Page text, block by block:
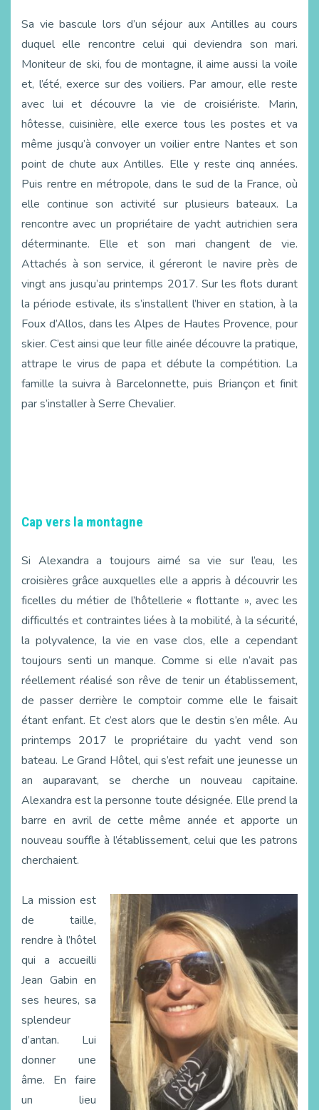
Sa vie bascule lors d’un séjour aux Antilles au cours
duquel elle rencontre celui qui deviendra son mari.
Moniteur de ski, fou de montagne, il aime aussi la voile
et, l’été, exerce sur des voiliers. Par amour, elle reste
avec lui et découvre la vie de croisiériste. Marin,
hôtesse, cuisinière, elle exerce tous les postes et va
même jusqu’à convoyer un voilier entre Nantes et son
point de chute aux Antilles. Elle y reste cinq années.
Puis rentre en métropole, dans le sud de la France, où
elle continue son activité sur plusieurs bateaux. La
rencontre avec un propriétaire de yacht autrichien sera
déterminante. Elle et son mari changent de vie.
Attachés à son service, il géreront le navire près de
vingt ans jusqu’au printemps 2017. Sur les flots durant
la période estivale, ils s’installent l’hiver en station, à la
Foux d’Allos, dans les Alpes de Hautes Provence, pour
skier. C’est ainsi que leur fille ainée découvre la pratique,
attrape le virus de papa et débute la compétition. La
famille la suivra à Barcelonnette, puis Briançon et finit
par s’installer à Serre Chevalier.
Cap vers la montagne
Si Alexandra a toujours aimé sa vie sur l’eau, les
croisières grâce auxquelles elle a appris à découvrir les
ficelles du métier de l’hôtellerie « flottante », avec les
difficultés et contraintes liées à la mobilité, à la sécurité,
la polyvalence, la vie en vase clos, elle a cependant
toujours senti un manque. Comme si elle n’avait pas
réellement réalisé son rêve de tenir un établissement,
de passer derrière le comptoir comme elle le faisait
étant enfant. Et c’est alors que le destin s’en mêle. Au
printemps 2017 le propriétaire du yacht vend son
bateau. Le Grand Hôtel, qui s’est refait une jeunesse un
an auparavant, se cherche un nouveau capitaine.
Alexandra est la personne toute désignée. Elle prend la
barre en avril de cette même année et apporte un
nouveau souffle à l’établissement, celui que les patrons
cherchaient.
La mission est
de taille,
rendre à l’hôtel
qui a accueilli
Jean Gabin en
ses heures, sa
splendeur
d’antan. Lui
donner une
âme. En faire
un lieu